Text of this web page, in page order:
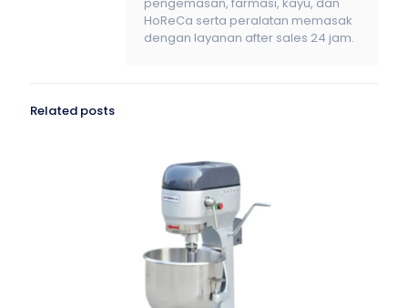
pengemasan, farmasi, kayu, dan
HoReCa serta peralatan memasak
dengan layanan after sales 24 jam.
Related posts